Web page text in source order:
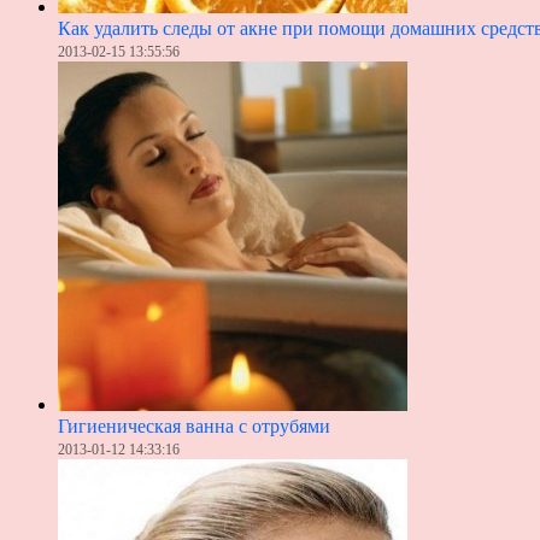
Как удалить следы от акне при помощи домашних
2013-02-15 13:55:56
Гигиеническая ванна с отрубями
2013-01-12 14:33:16